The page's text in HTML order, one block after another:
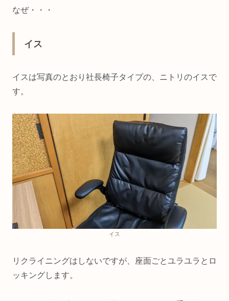
なぜ・・・
イス
イスは写真のとおり社長椅子タイプの、ニトリのイスで
す。
イス
リクライニングはしないですが、座面ごとユラユラとロ
ッキングします。